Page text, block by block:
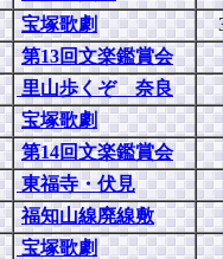
宝塚歌劇
第13回文楽鑑賞会
里山歩くぞ 奈良
宝塚歌劇
第14回文楽鑑賞会
東福寺・伏見
福知山線廃線敷
宝塚歌劇